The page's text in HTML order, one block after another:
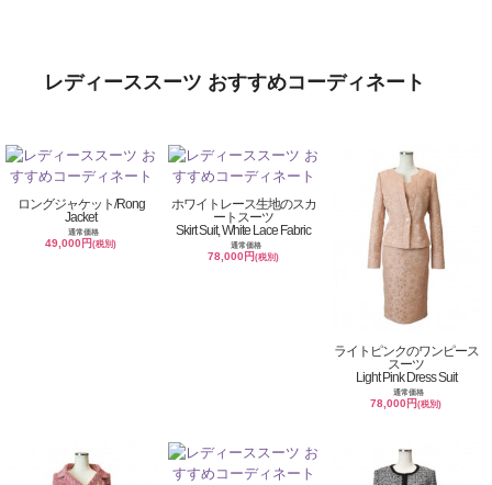
レディーススーツ おすすめコーディネート
ロングジャケット/Rong
Jacket
通常価格
49,000円(税別)
ホワイトレース生地のスカ
ートスーツ
Skirt Suit, White Lace Fabric
通常価格
78,000円(税別)
ライトピンクのワンピース
スーツ
Light Pink Dress Suit
通常価格
78,000円(税別)